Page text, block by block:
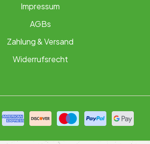
Impressum
AGBs
Zahlung & Versand
Widerrufsrecht